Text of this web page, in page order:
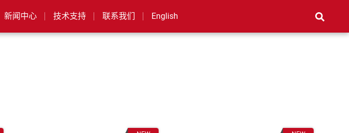
新闻中心 技术支持 联系我们 English